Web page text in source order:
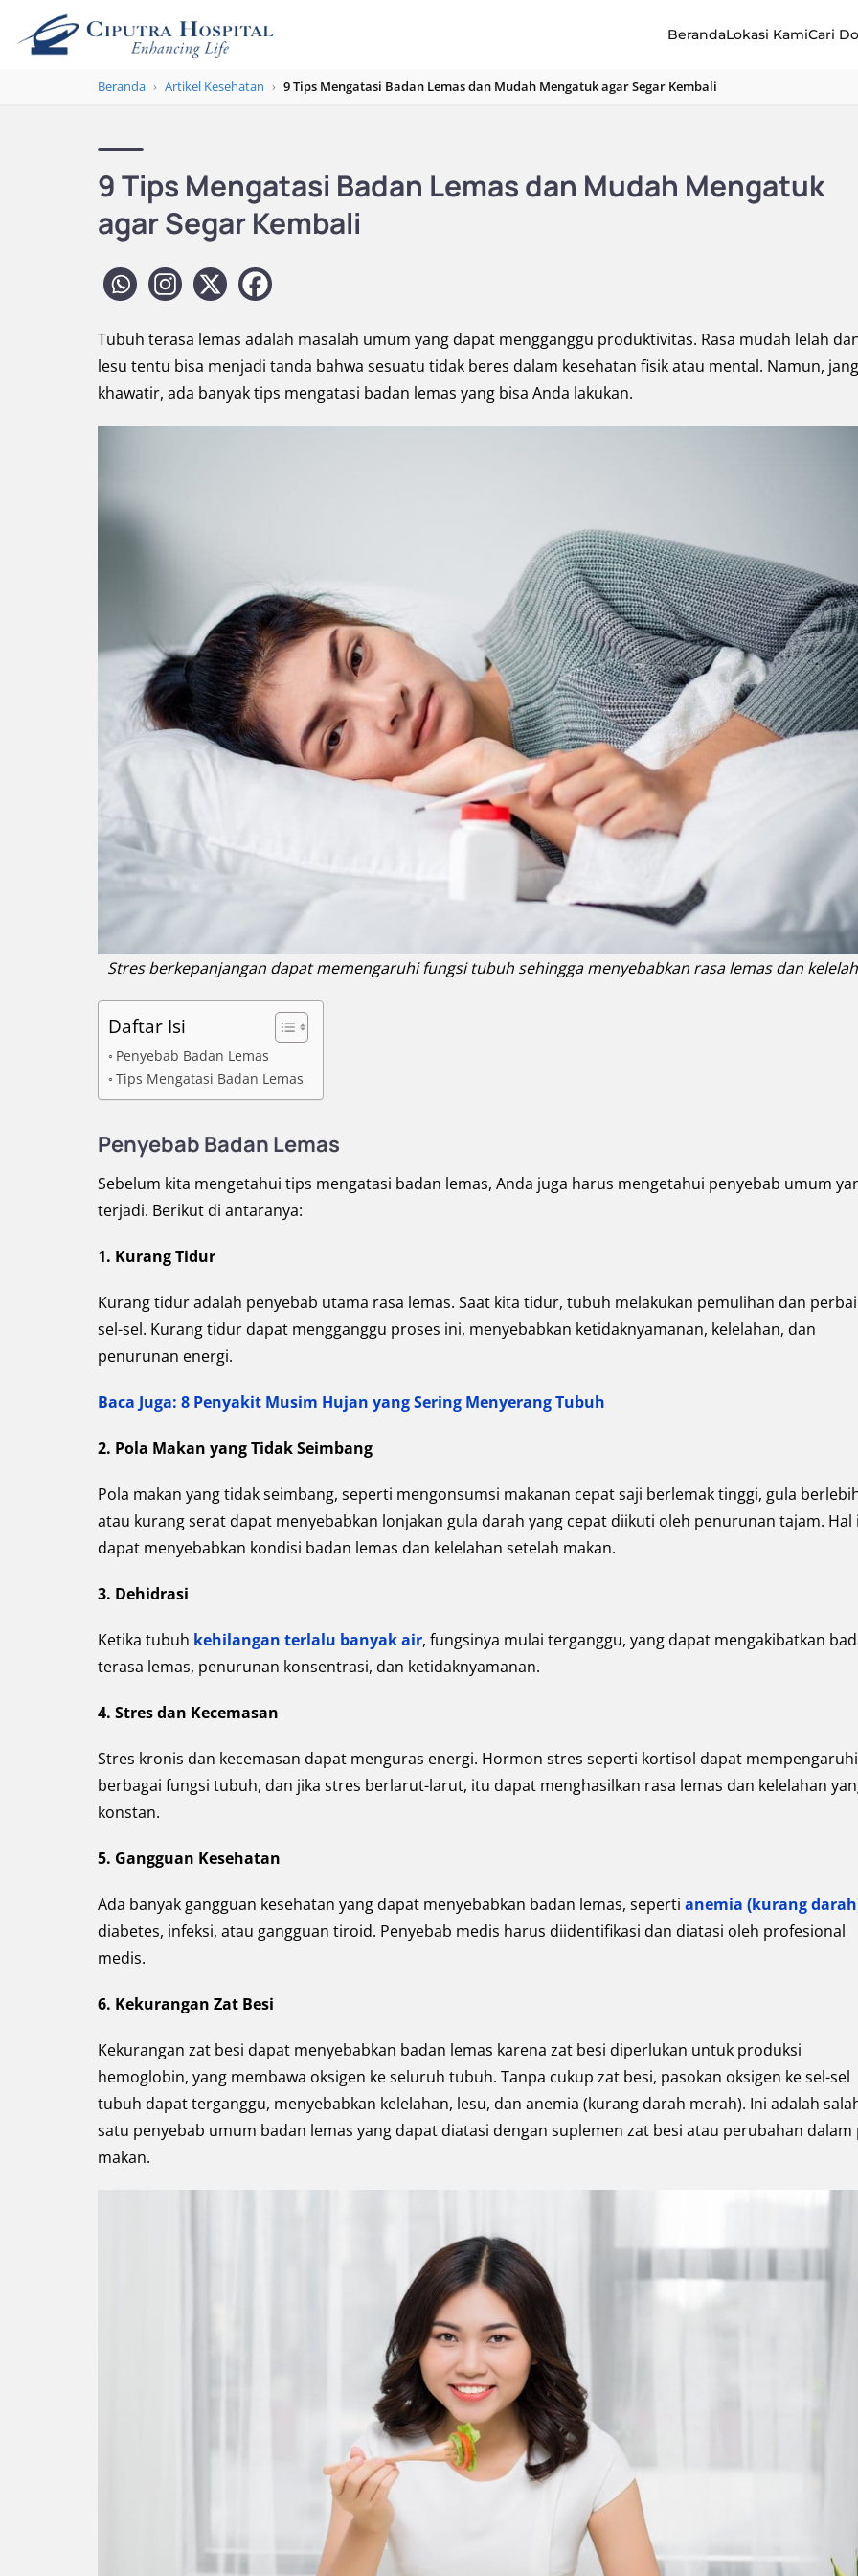
BerandaLokasi KamiCari
Beranda › Artikel Kesehatan › 9 Tips Mengatasi Badan Lemas dan Mudah Mengatuk agar Segar Kembali
9 Tips Mengatasi Badan Lemas dan Mudah Mengatuk
agar Segar Kembali
Tubuh terasa lemas adalah masalah umum yang dapat mengganggu produktivitas. Rasa mudah lelah
lesu tentu bisa menjadi tanda bahwa sesuatu tidak beres dalam kesehatan fisik atau mental. Namun,
khawatir, ada banyak tips mengatasi badan lemas yang bisa Anda lakukan.
Stres berkepanjangan dapat memengaruhi fungsi tubuh sehingga menyebabkan rasa lemas dan
Daftar Isi
Penyebab Badan Lemas
Tips Mengatasi Badan Lemas
Penyebab Badan Lemas
Sebelum kita mengetahui tips mengatasi badan lemas, Anda juga harus mengetahui penyebab umum
terjadi. Berikut di antaranya:
1. Kurang Tidur
Kurang tidur adalah penyebab utama rasa lemas. Saat kita tidur, tubuh melakukan pemulihan dan
sel-sel. Kurang tidur dapat mengganggu proses ini, menyebabkan ketidaknyamanan, kelelahan, dan
penurunan energi.
Baca Juga: 8 Penyakit Musim Hujan yang Sering Menyerang Tubuh
2. Pola Makan yang Tidak Seimbang
Pola makan yang tidak seimbang, seperti mengonsumsi makanan cepat saji berlemak tinggi, gula
atau kurang serat dapat menyebabkan lonjakan gula darah yang cepat diikuti oleh penurunan tajam. Hal
dapat menyebabkan kondisi badan lemas dan kelelahan setelah makan.
3. Dehidrasi
Ketika tubuh kehilangan terlalu banyak air, fungsinya mulai terganggu, yang dapat mengakibatkan
terasa lemas, penurunan konsentrasi, dan ketidaknyamanan.
4. Stres dan Kecemasan
Stres kronis dan kecemasan dapat menguras energi. Hormon stres seperti kortisol dapat mempengaruhi
berbagai fungsi tubuh, dan jika stres berlarut-larut, itu dapat menghasilkan rasa lemas dan kelelahan
konstan.
5. Gangguan Kesehatan
Ada banyak gangguan kesehatan yang dapat menyebabkan badan lemas, seperti anemia (kurang
diabetes, infeksi, atau gangguan tiroid. Penyebab medis harus diidentifikasi dan diatasi oleh profesional
medis.
6. Kekurangan Zat Besi
Kekurangan zat besi dapat menyebabkan badan lemas karena zat besi diperlukan untuk produksi
hemoglobin, yang membawa oksigen ke seluruh tubuh. Tanpa cukup zat besi, pasokan oksigen ke sel-sel
tubuh dapat terganggu, menyebabkan kelelahan, lesu, dan anemia (kurang darah merah). Ini adalah
satu penyebab umum badan lemas yang dapat diatasi dengan suplemen zat besi atau perubahan dalam
makan.